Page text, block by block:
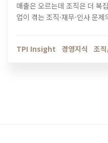
매출은 오르는데 조직은 더 복
업이 겪는 조직·재무·인사 문
TPI Insight
경영지식 조